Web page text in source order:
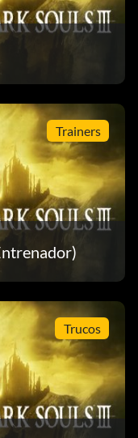
Trainers
Trucos